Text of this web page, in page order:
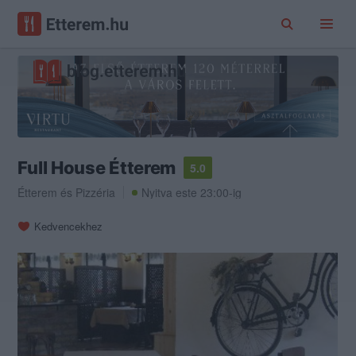
Full House Étterem
5.0
Étterem és Pizzéria Nyitva este 23:00-ig
Kedvencekhez